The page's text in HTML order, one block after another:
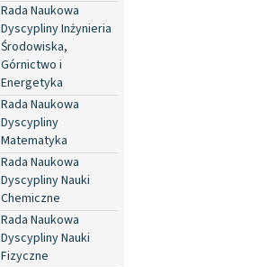
Rada Naukowa
Dyscypliny Inżynieria
Środowiska,
Górnictwo i
Energetyka
Rada Naukowa
Dyscypliny
Matematyka
Rada Naukowa
Dyscypliny Nauki
Chemiczne
Rada Naukowa
Dyscypliny Nauki
Fizyczne